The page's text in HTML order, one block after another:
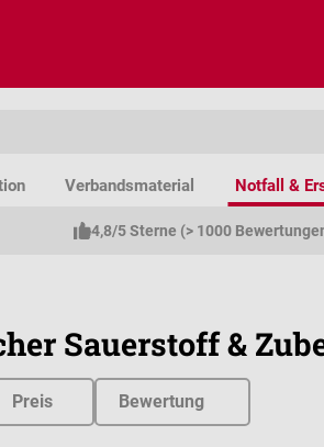
Verbandsmaterial Notfall &
4,8/5 Sterne (> 1000
Sauerstoff &
Preis Bewertung